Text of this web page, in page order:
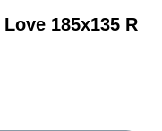
185х135 R